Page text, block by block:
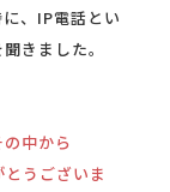
、IP電話とい
きました。
中から
うございま